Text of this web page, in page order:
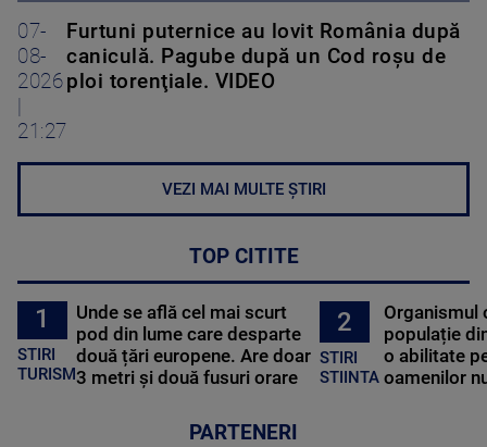
07-
08-
2026
21:27
Furtuni puternice au lovit România după
caniculă. Pagube după un Cod roşu de
ploi torenţiale. VIDEO
VEZI MAI MULTE ȘTIRI
TOP CITITE
1
STIRI
TURISM
Unde se află cel mai scurt
pod din lume care desparte
două țări europene. Are doar
3 metri și două fusuri orare
2
STIRI
STIINTA
Organismul
populație
o abilitate
oamenilor
PARTENERI